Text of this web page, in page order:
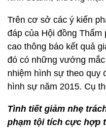
Trên cơ sở các ý kiến
đáp của Hội đồng Thẩm
cao thông báo kết quả
đó có những vướng
nhiệm hình sự theo quy
hình sự năm 2015. Cụ
Tình tiết giảm nhẹ
phạm tội tích cực hợp